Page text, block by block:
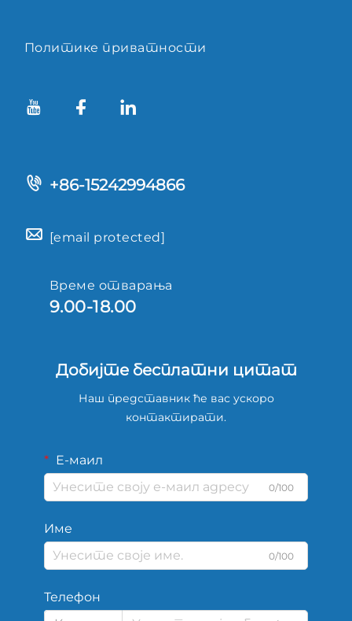
Политике приватности
+86-15242994866
[email protected]
Време отварања
9.00-18.00
Добијте бесплатни цитат
Наш представник ће вас ускоро
контактирати.
Е-маил
0/100
Име
0/100
Телефон